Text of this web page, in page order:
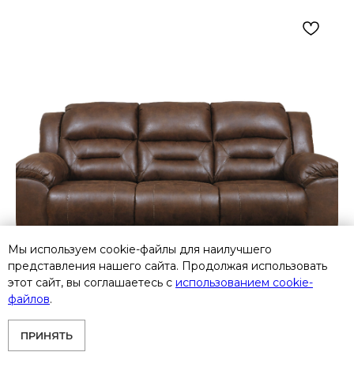
Мы используем cookie-файлы для наилучшего
представления нашего сайта. Продолжая использовать
этот сайт, вы соглашаетесь с использованием cookie-
файлов.
ПРИНЯТЬ